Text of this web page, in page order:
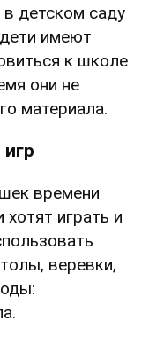
детском саду
имеют
к школе
они не
материала.
времени
играть и
веревки,